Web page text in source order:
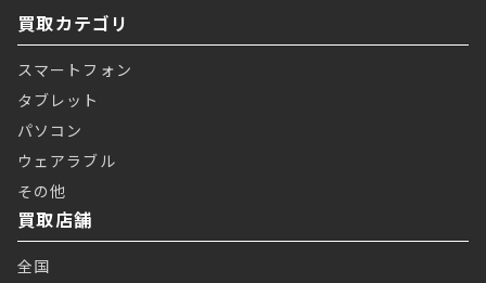
買取カテゴリ
スマートフォン
タブレット
パソコン
ウェアラブル
その他
買取店舗
全国